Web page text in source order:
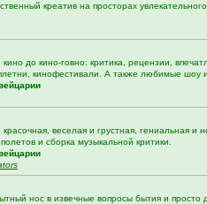
креатив на просторах
до кино-говно: критика, рецензии,
кинофестивали. А также любимые шоу
красочная, веселая и грустная, гениальная и
и сборка музыкальной критики.
нос в извечные вопросы бытия и просто